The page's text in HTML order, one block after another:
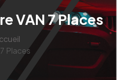
VAN 7 Places
Places